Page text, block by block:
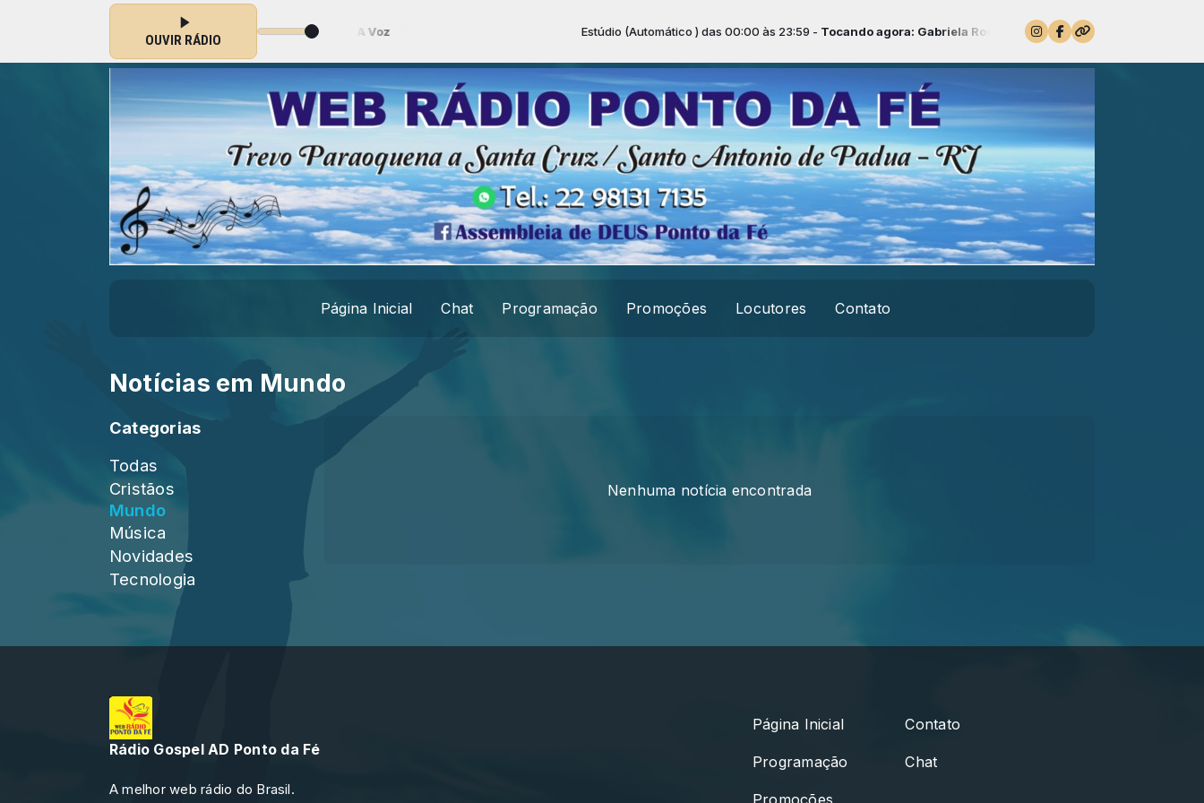
OUVIR RÁDIO
Tocando agora: Gabriela Rocha - A Voz Estúdio (Automático ) das 00:00 às 23:59 -Tocando agora: Gabriela Rocha - A Voz
Página Inicial Chat Programação Promoções Locutores Contato
Notícias em Mundo
Categorias
Todas
Cristãos
Mundo
Música
Novidades
Tecnologia
Nenhuma notícia encontrada
Rádio Gospel AD Ponto da Fé
A melhor web rádio do Brasil.
Página Inicial
Programação
Promoções
Contato
Chat